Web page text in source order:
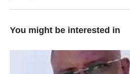
You might be interested in